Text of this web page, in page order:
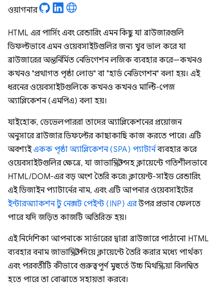
HTML এর পার্সিং এবং রেন্ডারিং এমন কিছু যা ব্রাউজারগুলি
ডিফল্টভাবে এমন ওয়েবসাইটগুলির জন্য খুব ভাল করে যা
ব্রাউজারের অন্তর্নির্মিত নেভিগেশন লজিক ব্যবহার করে—কখনও
কখনও "প্রথাগত পৃষ্ঠা লোড" বা "হার্ড নেভিগেশন" বলা হয়। এই
ধরনের ওয়েবসাইটগুলিকে কখনও কখনও মাল্টি-পেজ
অ্যাপ্লিকেশন (এমপিএ) বলা হয়।
যাইহোক, ডেভেলপাররা তাদের অ্যাপ্লিকেশনের প্রয়োজন
অনুসারে ব্রাউজার ডিফল্টের কাছাকাছি কাজ করতে পারে। এটি
অবশ্যইএকক পৃষ্ঠা অ্যাপ্লিকেশন (SPA) প্যাটার্নব্যবহার করে
ওয়েবসাইটগুলির ক্ষেত্রে, যা জাভাস্ক্রিপ্ট সহ ক্লায়েন্টে গতিশীলভাবে
HTML/DOM-এর বড় অংশ তৈরি করে৷ ক্লায়েন্ট-সাইড রেন্ডারিং
এই ডিজাইন প্যাটার্নের নাম, এবং এটি আপনার ওয়েবসাইটের
ইন্টারঅ্যাকশন টু নেক্সট পেইন্ট (INP) এরউপর প্রভাব ফেলতে
পারে যদি জড়িত কাজটি অতিরিক্ত হয়।
এই নির্দেশিকা আপনাকে সার্ভারের দ্বারা ব্রাউজারে পাঠানো HTML
ব্যবহার বনাম জাভাস্ক্রিপ্ট দিয়ে ক্লায়েন্টে তৈরি করার মধ্যে পার্থক্য
এবং পরবর্তীটি কীভাবে গুরুত্বপূর্ণ মুহুর্তে উচ্চ মিথস্ক্রিয়া বিলম্বিত
হতে পারে তা বোঝাতে সহায়তা করবে।